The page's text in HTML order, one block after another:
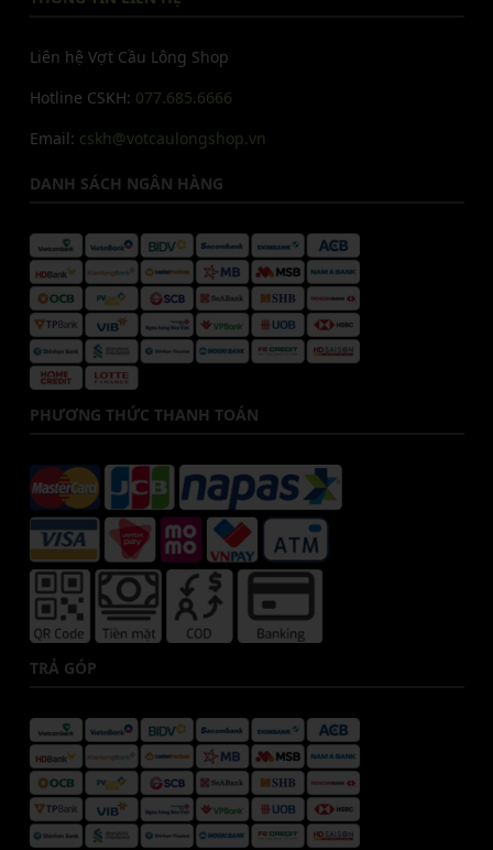
Liên hệ Vợt Cầu Lông Shop
Hotline CSKH: 077.685.6666
Email: cskh@votcaulongshop.vn
DANH SÁCH NGÂN HÀNG
PHƯƠNG THỨC THANH TOÁN
TRẢ GÓP